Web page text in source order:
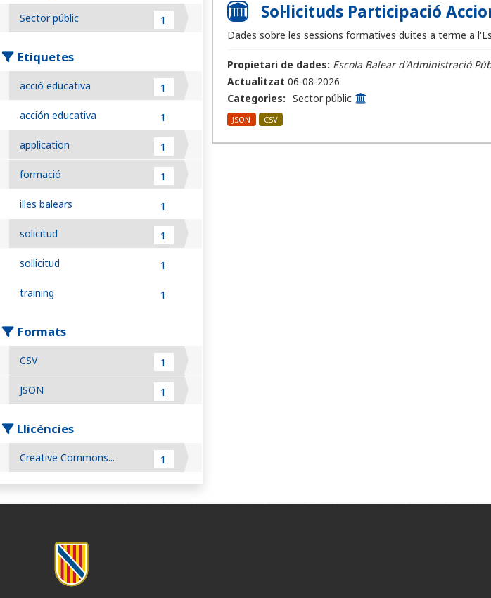
Sector públic 1
Etiquetes
acció educativa 1
acción educativa 1
application 1
formació 1
illes balears 1
solicitud 1
sollicitud 1
training 1
Formats
CSV 1
JSON 1
Llicències
Creative Commons... 1
Sol·licituds Participació
Dades sobre les sessions formatives duites a terme a
Propietari de dades: Escola Balear d'Administració
Actualitzat 06-08-2026
Categories: Sector públic
JSON CSV